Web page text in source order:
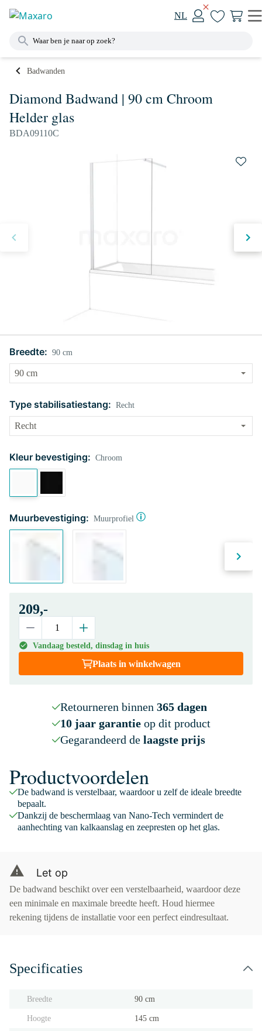
NL
Badwanden
Diamond Badwand | 90 cm Chroom
Helder glas
BDA09110C
Breedte: 90 cm
Type stabilisatiestang: Recht
Kleur bevestiging: Chroom
Muurbevestiging: Muurprofiel
209,-
Vandaag besteld, dinsdag in huis
Plaats in winkelwagen
Retourneren binnen 365 dagen
10 jaar garantieop dit product
Gegarandeerd de laagste prijs
Productvoordelen
De badwand is verstelbaar, waardoor u zelf de ideale breedte
bepaalt.
Dankzij de beschermlaag van Nano-Tech vermindert de
aanhechting van kalkaanslag en zeepresten op het glas.
Let op
De badwand beschikt over een verstelbaarheid, waardoor deze
een minimale en maximale breedte heeft. Houd hiermee
rekening tijdens de installatie voor een perfect eindresultaat.
Specificaties
Breedte 90 cm
Hoogte 145 cm